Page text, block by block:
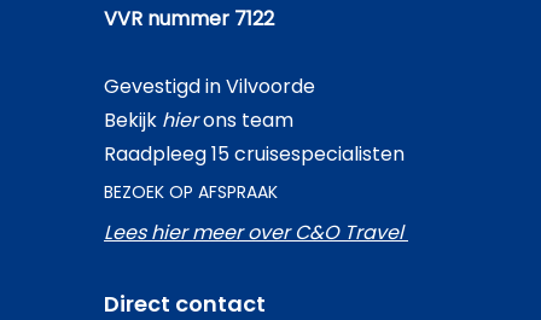
VVR nummer 7122
Gevestigd in Vilvoorde
Bekijk hierons team
Raadpleeg 15 cruisespecialisten
BEZOEK OP AFSPRAAK
Lees hier meer over C&O Travel
Direct contact